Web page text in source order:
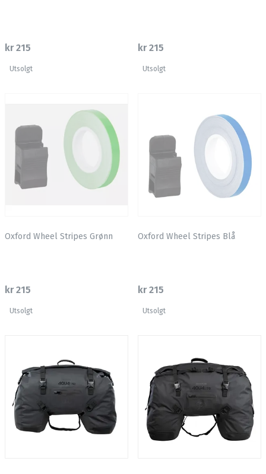
kr 215
Utsolgt
kr 215
Utsolgt
Oxford Wheel Stripes Grønn
kr 215
Utsolgt
Oxford Wheel Stripes Blå
kr 215
Utsolgt